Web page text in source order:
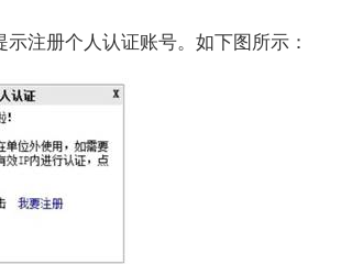
注册个人认证账号。如下图所示：